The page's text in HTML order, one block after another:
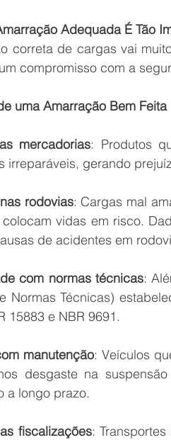
Adequada É Tão
correta de cargas vai
compromisso com a
uma Amarração Bem Feita
mercadorias: Produtos
irreparáveis, gerando
rodovias: Cargas mal
vidas em risco.
de acidentes em
com normas técnicas:
Normas Técnicas)
15883 e NBR 9691.
manutenção: Veículos
desgaste na
a longo prazo.
fiscalizações: